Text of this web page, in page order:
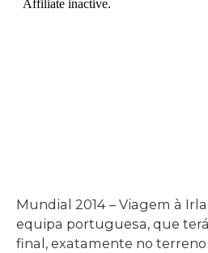
Mundial 2014 – Viagem à
equipa portuguesa, que
final, exatamente no